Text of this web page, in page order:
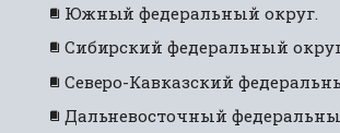
Южный федеральный округ.
Сибирский федеральный
Северо-Кавказский
Дальневосточный